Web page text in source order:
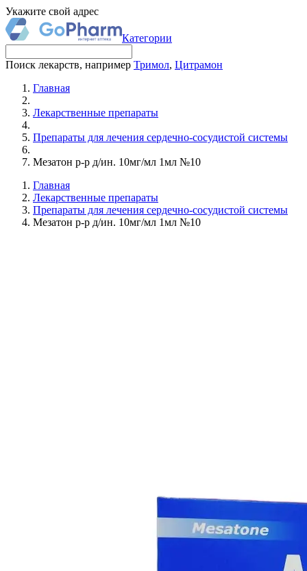
Укажите свой адрес
Категории
Поиск лекарств, например Тримол, Цитрамон
Главная
Лекарственные препараты
Препараты для лечения сердечно-сосудистой системы
Мезатон р-р д/ин. 10мг/мл 1мл №10
Главная
Лекарственные препараты
Препараты для лечения сердечно-сосудистой системы
Мезатон р-р д/ин. 10мг/мл 1мл №10